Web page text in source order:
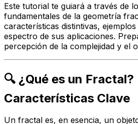
Este tutorial te guiará a través de
fundamentales de la geometría
características distintivas,
espectro de sus aplicaciones.
percepción de la complejidad y el
🔍 ¿Qué es un Fractal?
Características Clave
Un fractal es, en esencia, un